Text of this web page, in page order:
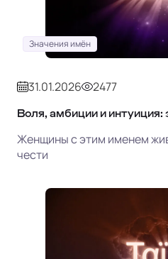
Значения имён
31.01.2026 2477
Воля, амбиции и интуиция:
Женщины с этим именем
чести